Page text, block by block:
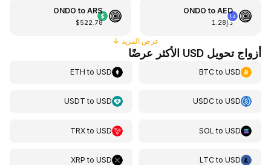
ONDO toAED
د.إ1.28
ONDO toARS
$522.78
عرض المزيد ↓
أزواج تحويل USD الأكثر عرضًا
BTCtoUSD
ETH toUSD
USDCtoUSD
USDT toUSD
SOL toUSD
TRXtoUSD
LTCtoUSD
XRP toUSD